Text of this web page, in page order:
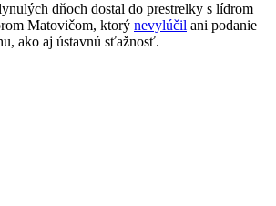
dňoch dostal do prestrelky s lídrom
Matovičom, ktorý nevylúčil ani podanie
ako aj ústavnú sťažnosť.